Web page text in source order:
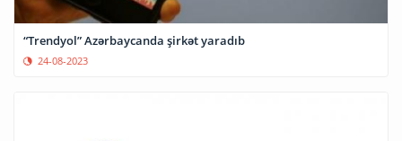
“Trendyol” Azərbaycanda şirkət yaradıb
24-08-2023